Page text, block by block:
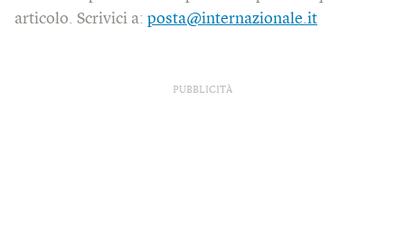
articolo. Scrivici a: posta@internazionale.it
PUBBLICITÀ